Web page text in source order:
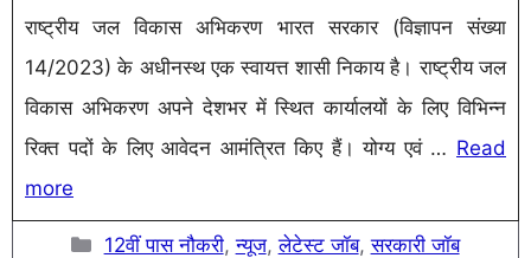
राष्ट्रीय जल विकास अभिकरण भारत सरकार (विज्ञापन संख्या
14/2023) के अधीनस्थ एक स्वायत्त शासी निकाय है। राष्ट्रीय जल
विकास अभिकरण अपने देशभर में स्थित कार्यालयों के लिए विभिन्न
रिक्त पदों के लिए आवेदन आमंत्रित किए हैं। योग्य एवं … Read
more
Categories
12वीं पास नौकरी,न्यूज,लेटेस्ट जॉब,सरकारी जॉब